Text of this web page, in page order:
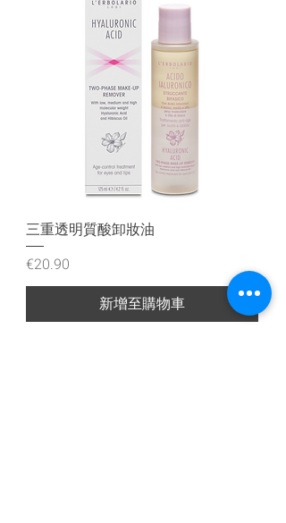
三重透明質酸卸妝油
價格
€20.90
新增至購物車